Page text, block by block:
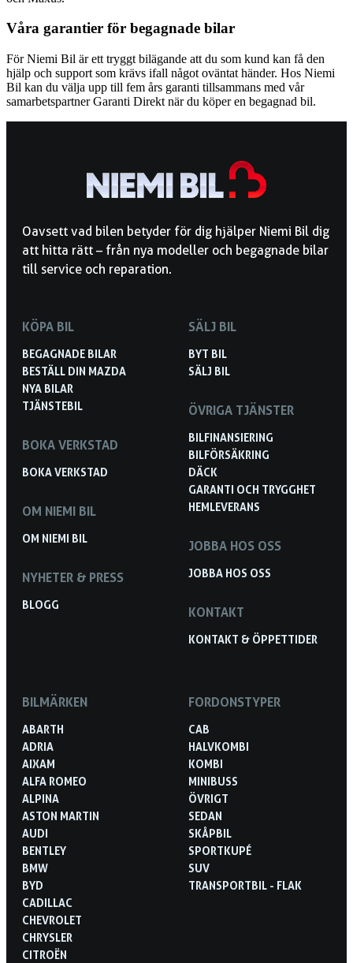
Våra garantier för begagnade bilar
För Niemi Bil är ett tryggt bilägande att du som kund kan få den
hjälp och support som krävs ifall något oväntat händer. Hos Niemi
Bil kan du välja upp till fem års garanti tillsammans med vår
samarbetspartner Garanti Direkt när du köper en begagnad bil.
Oavsett vad bilen betyder för dig hjälper Niemi Bil dig
att hitta rätt – från nya modeller och begagnade bilar
till service och reparation.
KÖPA BIL
BEGAGNADE BILAR
BESTÄLL DIN MAZDA
NYA BILAR
TJÄNSTEBIL
BOKA VERKSTAD
BOKA VERKSTAD
OM NIEMI BIL
OM NIEMI BIL
NYHETER & PRESS
BLOGG
SÄLJ BIL
BYT BIL
SÄLJ BIL
ÖVRIGA TJÄNSTER
BILFINANSIERING
BILFÖRSÄKRING
DÄCK
GARANTI OCH TRYGGHET
HEMLEVERANS
JOBBA HOS OSS
JOBBA HOS OSS
KONTAKT
KONTAKT & ÖPPETTIDER
BILMÄRKEN
ABARTH
ADRIA
AIXAM
ALFA ROMEO
ALPINA
ASTON MARTIN
AUDI
BENTLEY
BMW
BYD
CADILLAC
CHEVROLET
CHRYSLER
CITROËN
FORDONSTYPER
CAB
HALVKOMBI
KOMBI
MINIBUSS
ÖVRIGT
SEDAN
SKÅPBIL
SPORTKUPÉ
SUV
TRANSPORTBIL - FLAK